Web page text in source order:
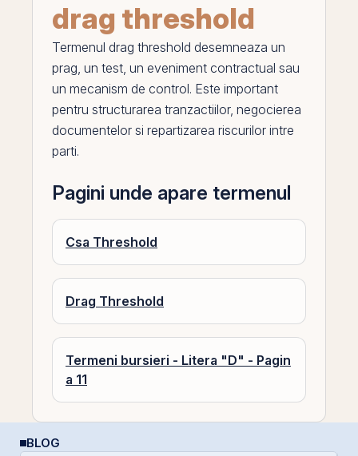
drag threshold
Termenul drag threshold desemneaza un
prag, un test, un eveniment contractual sau
un mecanism de control. Este important
pentru structurarea tranzactiilor, negocierea
documentelor si repartizarea riscurilor intre
parti.
Pagini unde apare termenul
Csa Threshold
Drag Threshold
Termeni bursieri - Litera "D" - Pagin
a 11
BLOG